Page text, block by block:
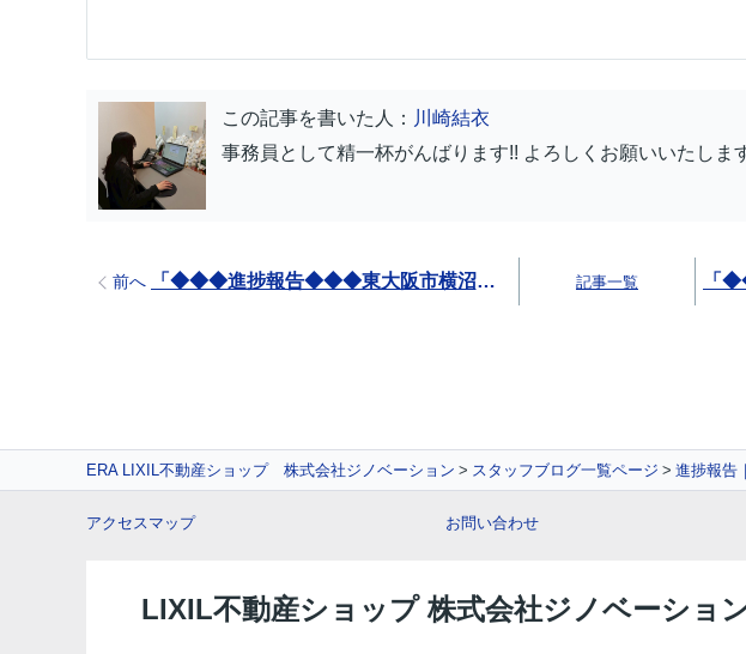
この記事を書いた人： 川崎結衣
事務員として精一杯がんばります!! よろしくお願いいたしま
前へ 「◆◆◆進捗報告◆◆◆東大阪市横沼町 新築一戸建」 記事一覧
ERA LIXIL不動産ショップ 株式会社ジノベーション スタッフブログ一覧ページ 進捗報告
アクセスマップ お問い合わせ
LIXIL不動産ショップ 株式会社ジノベーショ